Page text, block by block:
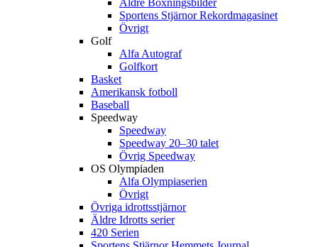
Sportens Stjärnor Rekordmagasinet
Övrigt
Golf
Alfa Autograf
Golfkort
Basket
Amerikansk fotboll
Baseball
Speedway
Speedway
Speedway 20–30 talet
Övrig Speedway
OS Olympiaden
Alfa Olympiaserien
Övrigt
Övriga idrottsstjärnor
Äldre Idrotts serier
420 Serien